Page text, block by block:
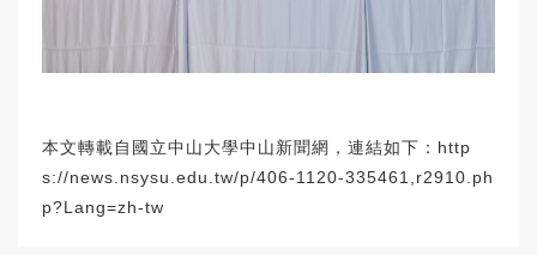
本文轉載自國立中山大學中山新聞網，連結如下： http
s://news.nsysu.edu.tw/p/406-1120-335461,r2910.ph
p?Lang=zh-tw